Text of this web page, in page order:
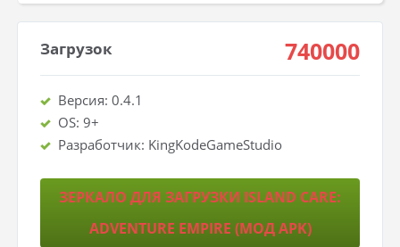
Загрузок 740000
Версия: 0.4.1
OS: 9+
Разработчик: KingKodeGameStudio
ЗЕРКАЛО ДЛЯ ЗАГРУЗКИ ISLAND CARE:
ADVENTURE EMPIRE (МОД APK)